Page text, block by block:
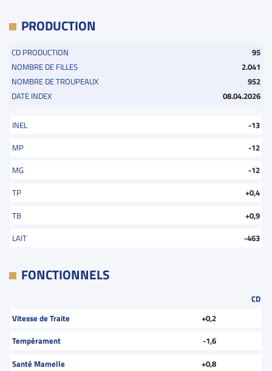
PRODUCTION
CD PRODUCTION
95
NOMBRE DE FILLES
2.041
NOMBRE DE TROUPEAUX
952
DATE INDEX
08.04.2026
INEL
-13
MP
-12
MG
-12
TP
+0,4
TB
+0,9
LAIT
-463
FONCTIONNELS
CD
Vitesse de Traite
+0,2
Tempérament
-1,6
Santé Mamelle
+0,8